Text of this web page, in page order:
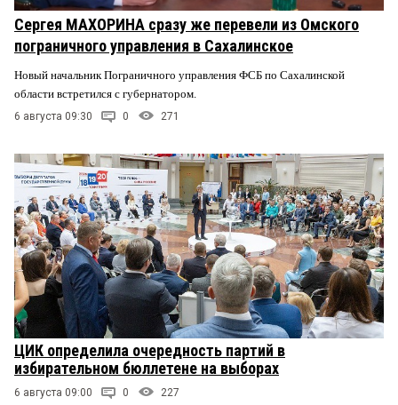
Сергея МАХОРИНА сразу же перевели из Омского
пограничного управления в Сахалинское
Новый начальник Пограничного управления ФСБ по Сахалинской
области встретился с губернатором.
6 августа 09:30 0 271
ЦИК определила очередность партий в
избирательном бюллетене на выборах
6 августа 09:00 0 227